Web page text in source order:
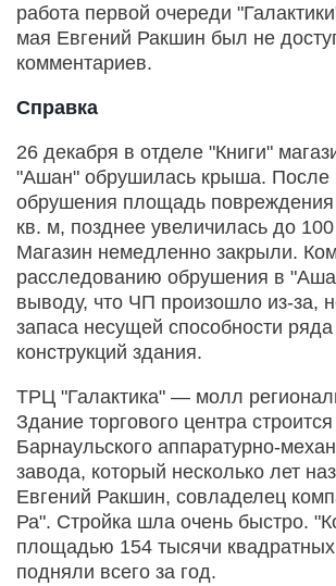
работа первой очереди
мая Евгений Ракшин был не
комментариев.
Справка
26 декабря в отделе "Книги"
"Ашан" обрушилась крыша. После
обрушения площадь повреждения
кв. м, позднее увеличилась до
Магазин немедленно закрыли.
расследованию обрушения в
выводу, что ЧП произошло из-за,
запаса несущей способности ряда
конструкций здания.
ТРЦ "Галактика" — молл
Здание торгового центра
Барнаульского аппаратурно-
завода, который несколько лет
Евгений Ракшин, совладелец
Ра". Стройка шла очень быстро.
площадью 154 тысячи
подняли всего за год.